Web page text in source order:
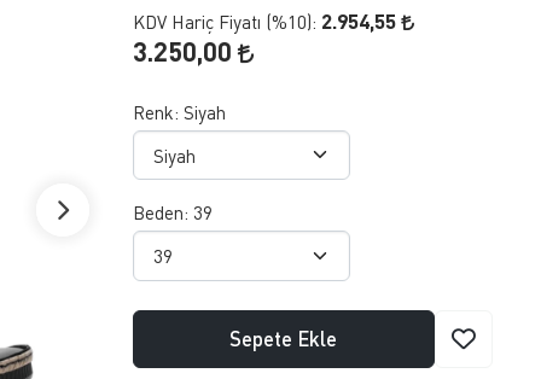
KDV Hariç Fiyatı (%10): 2.954,55
3.250,00
Renk: Siyah
Beden: 39
Sepete Ekle